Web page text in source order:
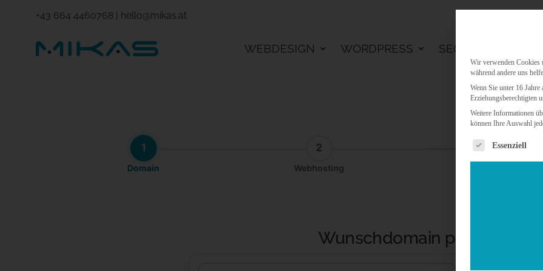
+43 664 4460768| hello@mikas.at
WEBDESIGN WORDPRESS SEO
1
Domain
2
Webhosting
3
Wunschdomain prüfen
Wir verwenden Cookies
während andere uns
Wenn Sie unter 16
Erziehungsberechtigten
Weitere Informationen
können Ihre Auswahl
Es folgt eine
Essenziell